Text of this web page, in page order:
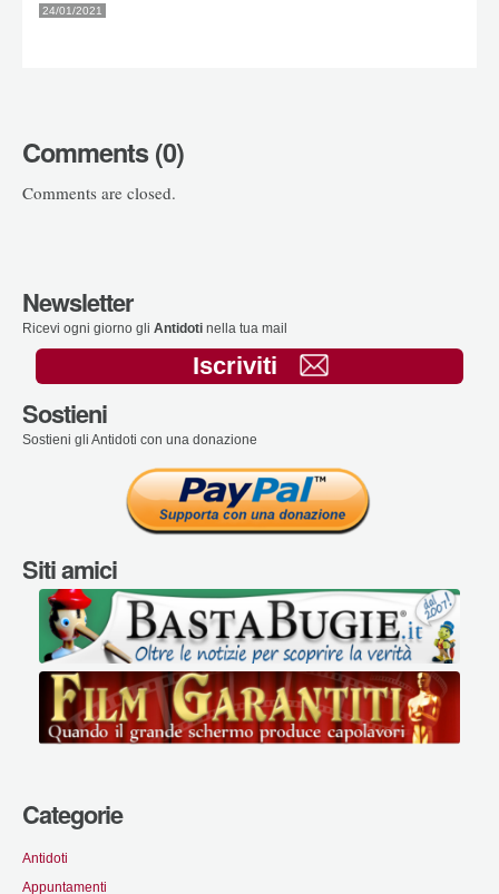
24/01/2021
Comments (0)
Comments are closed.
Newsletter
Ricevi ogni giorno gli Antidoti nella tua mail
Iscriviti
Sostieni
Sostieni gli Antidoti con una donazione
Siti amici
Categorie
Antidoti
Appuntamenti